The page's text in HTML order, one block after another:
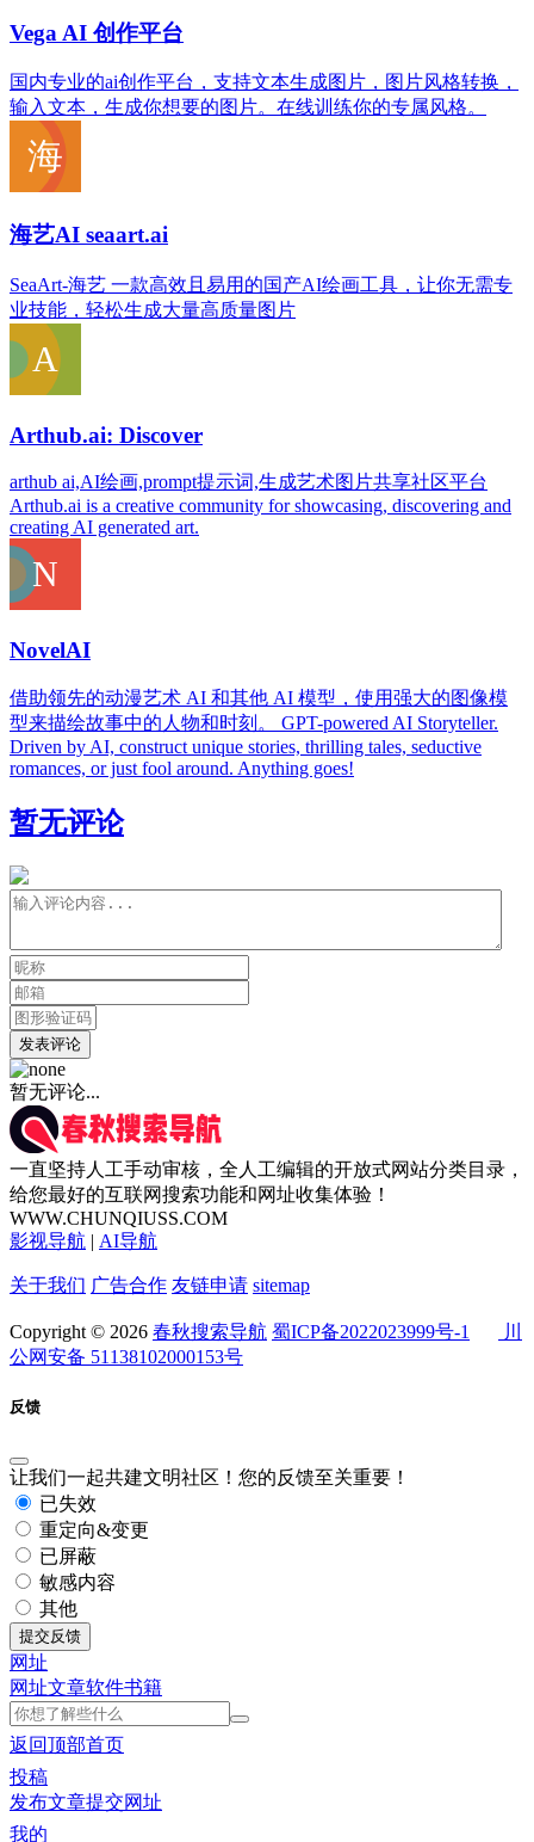
Vega AI 创作平台
国内专业的ai创作平台，支持文本生成图片，图片风格转换，
输入文本，生成你想要的图片。在线训练你的专属风格。
海艺AI seaart.ai
SeaArt-海艺 一款高效且易用的国产AI绘画工具，让你无需专
业技能，轻松生成大量高质量图片
Arthub.ai: Discover
arthub ai,AI绘画,prompt提示词,生成艺术图片共享社区平台
Arthub.ai is a creative community for showcasing, discovering and
creating AI generated art.
NovelAI
借助领先的动漫艺术 AI 和其他 AI 模型，使用强大的图像模
型来描绘故事中的人物和时刻。 GPT-powered AI Storyteller.
Driven by AI, construct unique stories, thrilling tales, seductive
romances, or just fool around. Anything goes!
暂无评论
发表评论
暂无评论...
一直坚持人工手动审核，全人工编辑的开放式网站分类目录，
给您最好的互联网搜索功能和网址收集体验！
WWW.CHUNQIUSS.COM
影视导航 | AI导航
关于我们 广告合作 友链申请 sitemap
Copyright © 2026 春秋搜索导航 蜀ICP备2022023999号-1
川
公网安备 51138102000153号
反馈
让我们一起共建文明社区！您的反馈至关重要！
已失效
重定向&变更
已屏蔽
敏感内容
其他
提交反馈
网址
网址文章软件书籍
返回顶部首页
投稿
发布文章提交网址
我的